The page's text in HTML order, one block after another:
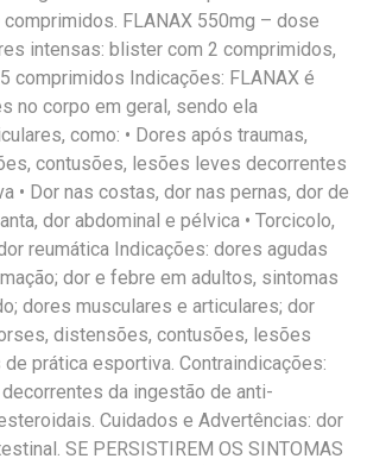
FLANAX 550mg – dose
intensas: blister com 2 comprimidos,
comprimidos Indicações: FLANAX é
no corpo em geral, sendo ela
como: • Dores após traumas,
contusões, lesões leves decorrentes
• Dor nas costas, dor nas pernas, dor de
dor abdominal e pélvica • Torcicolo,
reumática Indicações: dores agudas
dor e febre em adultos, sintomas
dores musculares e articulares; dor
distensões, contusões, lesões
prática esportiva. Contraindicações:
da ingestão de anti-
Cuidados e Advertências: dor
SE PERSISTIREM OS SINTOMAS